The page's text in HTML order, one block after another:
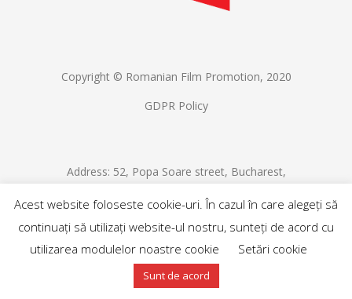
Copyright © Romanian Film Promotion, 2020
GDPR Policy
Address: 52, Popa Soare street, Bucharest,
Contact: info@romfilmpromotion.ro
Acest website foloseste cookie-uri. În cazul în care alegeți să
continuați să utilizați website-ul nostru, sunteți de acord cu
utilizarea modulelor noastre cookie
Setări cookie
Sunt de acord